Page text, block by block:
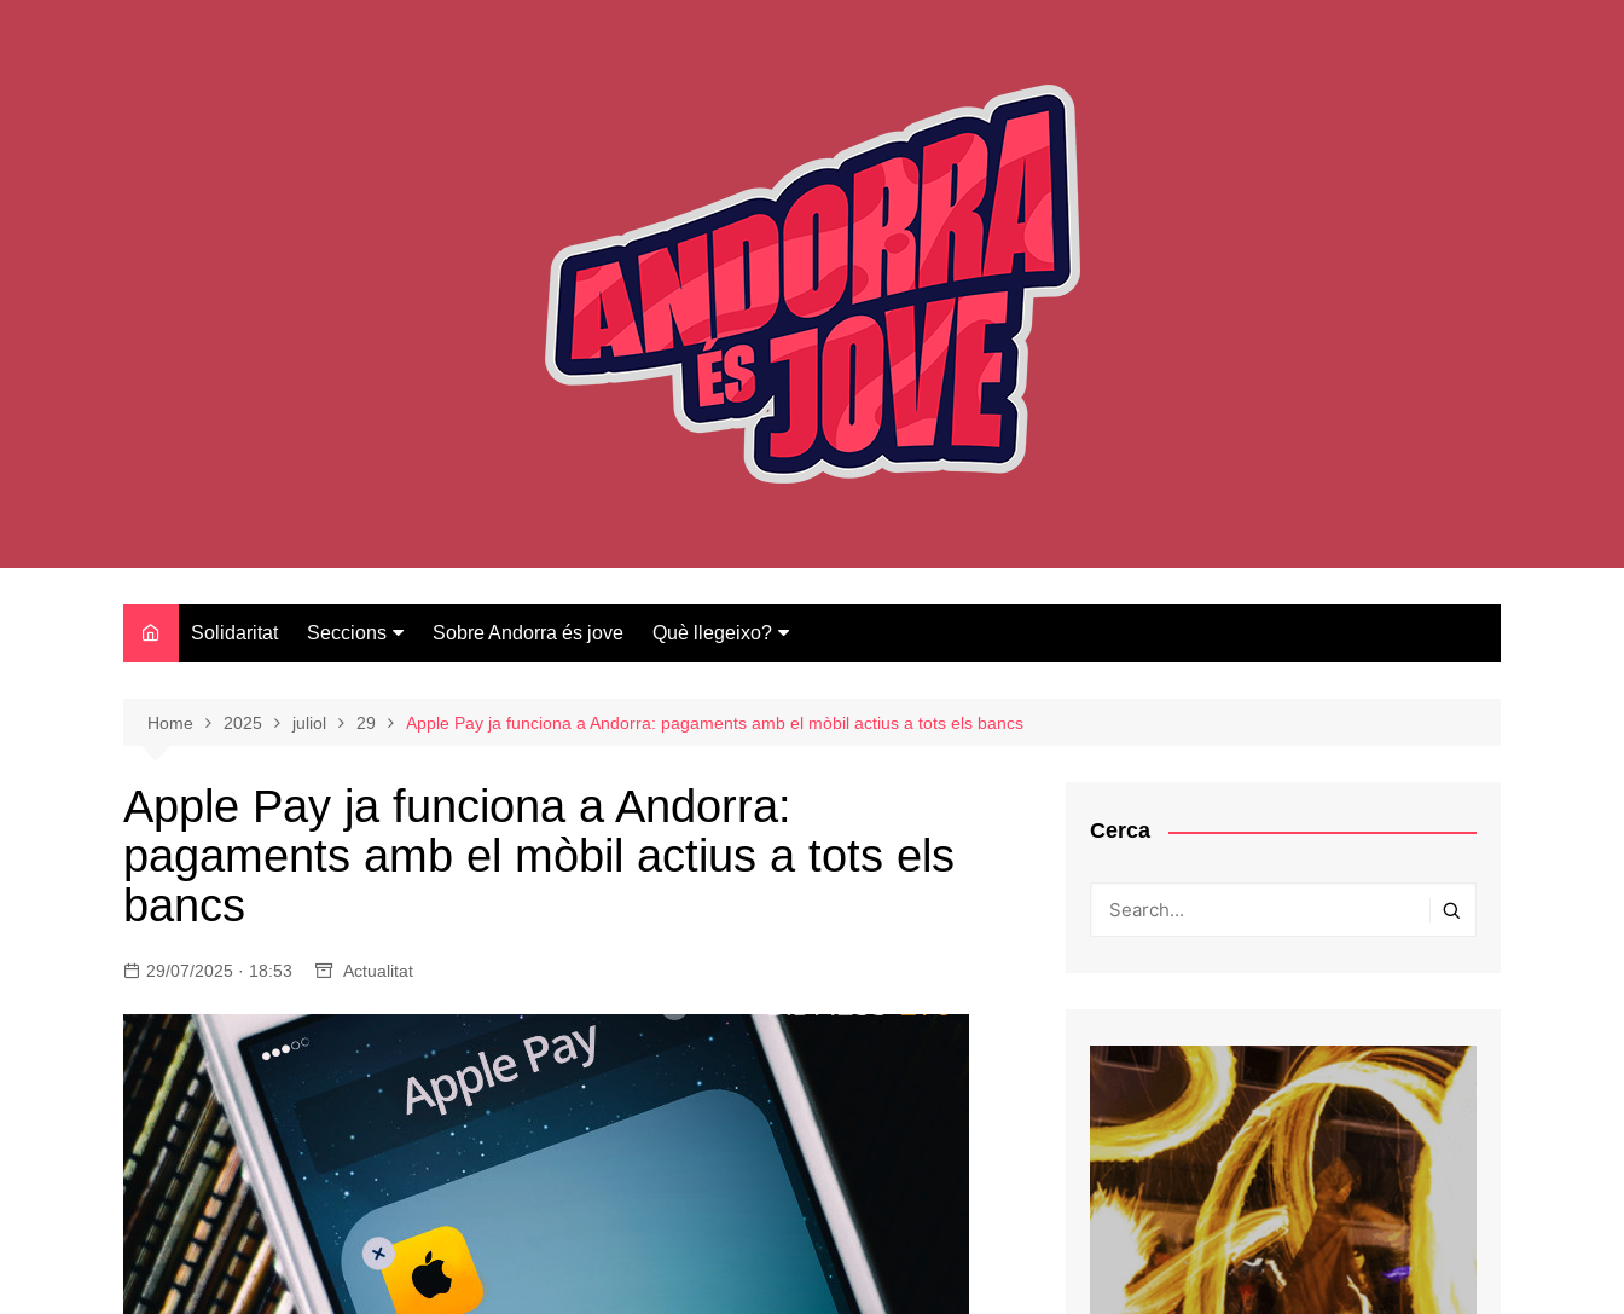
Solidaritat Seccions
Oci
Entrevistes
Salut
Amor
Sobre Andorra és jove Què llegeixo?
Bases del concurs
Home 2025 juliol 29 Apple Pay ja funciona a Andorra: pagaments amb el mòbil actius a tots els bancs
Apple Pay ja funciona a Andorra:
pagaments amb el mòbil actius a tots els
bancs
29/07/2025 · 18:53 Actualitat
Cerca